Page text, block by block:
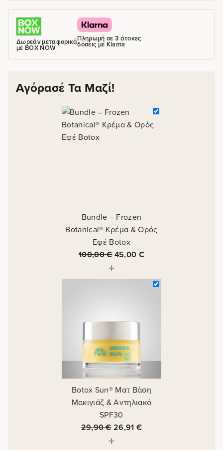
Δωρεάν μεταφορικά
με BOX NOW
Πληρωμή σε 3 άτοκες
δόσεις με Klarna
Αγόρασέ Τα Μαζί!
Bundle – Frozen
Botanical® Κρέμα & Ορός
Εφέ Botox
100,00€45,00 €
+
Botox Sun® Ματ Βάση
Μακιγιάζ & Αντηλιακό
SPF30
29,90€26,91€
+